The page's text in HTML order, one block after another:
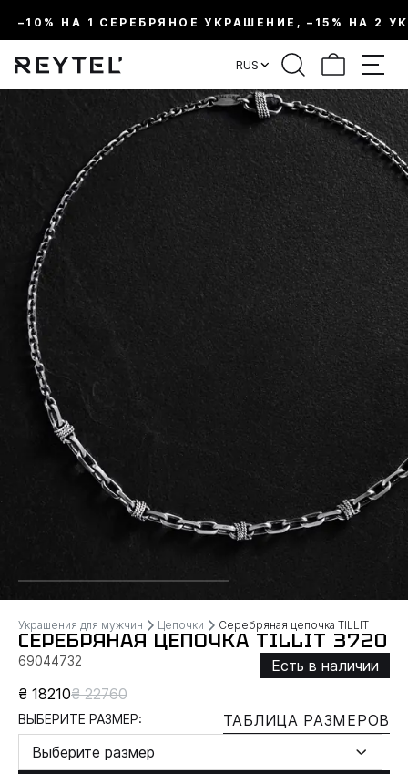
–10% НА 1 СЕРЕБРЯНОЕ УКРАШЕНИЕ, –15% НА 2
RUS
Украшения для мужчин Цепочки Серебряная цепочка TILLIT
СЕРЕБРЯНАЯ ЦЕПОЧКА TILLIT 3720
69044732
Есть в наличии
₴ 18210₴ 22760
ВЫБЕРИТЕ РАЗМЕР:
ТАБЛИЦА РАЗМЕРОВ
Выберите размер